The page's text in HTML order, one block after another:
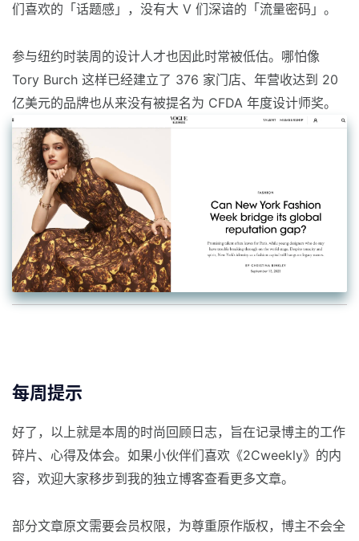
们喜欢的「话题感」，没有大 V 们深谙的「流量密码」。
参与纽约时装周的设计人才也因此时常被低估。哪怕像
Tory Burch 这样已经建立了 376 家门店、年营收达到 20
亿美元的品牌也从来没有被提名为 CFDA 年度设计师奖。
每周提示
好了，以上就是本周的时尚回顾日志，旨在记录博主的工作
碎片、心得及体会。如果小伙伴们喜欢《2Cweekly》的内
容，欢迎大家移步到我的独立博客查看更多文章。
部分文章原文需要会员权限，为尊重原作版权，博主不会全